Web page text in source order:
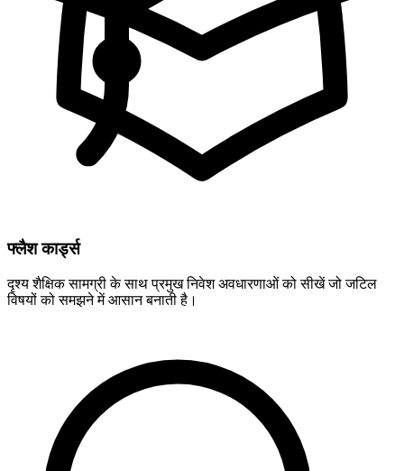
फ्लैश कार्ड्स
दृश्य शैक्षिक सामग्री के साथ प्रमुख निवेश अवधारणाओं को सीखें जो जटिल
विषयों को समझने में आसान बनाती है।